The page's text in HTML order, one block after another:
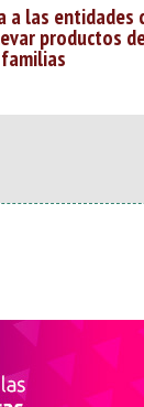
a las entidades
productos